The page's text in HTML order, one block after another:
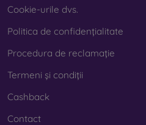
Cookie-urile dvs.
Politica de confidențialitate
Procedura de reclamație
Termeni și condiții
Cashback
Contact